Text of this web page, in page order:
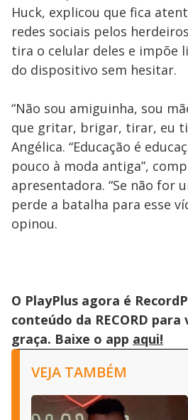
Huck, explicou que fica
redes sociais pelos
tira o celular deles e impõe
do dispositivo sem hesitar.
“Não sou amiguinha, sou
que gritar, brigar, tirar, eu
Angélica. “Educação é
pouco à moda antiga”,
apresentadora. “Se não for
perde a batalha para esse
opinou.
O PlayPlus agora é
conteúdo da RECORD
graça. Baixe o app aqui!
VEJA TAMBÉM